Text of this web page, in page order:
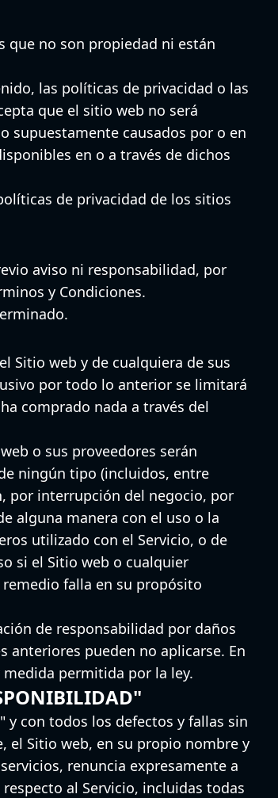
que no son propiedad ni están
las políticas de privacidad o las
que el sitio web no será
supuestamente causados ​​por o en
en o a través de dichos
de privacidad de los sitios
aviso ni responsabilidad, por
y Condiciones.
Sitio web y de cualquiera de sus
por todo lo anterior se limitará
comprado nada a través del
o sus proveedores serán
ningún tipo (incluidos, entre
por interrupción del negocio, por
alguna manera con el uso o la
utilizado con el Servicio, o de
si el Sitio web o cualquier
falla en su propósito
de responsabilidad por daños
anteriores pueden no aplicarse. En
permitida por la ley.
y con todos los defectos y fallas sin
el Sitio web, en su propio nombre y
renuncia expresamente a
al Servicio, incluidas todas